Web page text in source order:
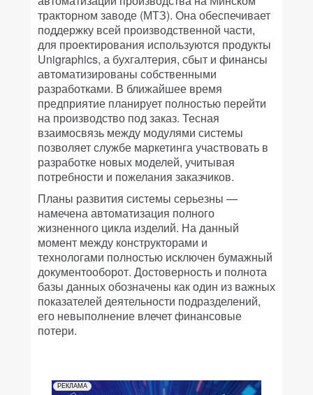
тракторном заводе (МТЗ). Она обеспечивает
поддержку всей производственной части,
для проектирования используются продукты
Unigraphics, а бухгалтерия, сбыт и финансы
автоматизированы собственными
разработками. В ближайшее время
предприятие планирует полностью перейти
на производство под заказ. Тесная
взаимосвязь между модулями системы
позволяет службе маркетинга участвовать в
разработке новых моделей, учитывая
потребности и пожелания заказчиков.
Планы развития системы серьезны —
намечена автоматизация полного
жизненного цикла изделий. На данный
момент между конструкторами и
технологами полностью исключен бумажный
документооборот. Достоверность и полнота
базы данных обозначены как один из важных
показателей деятельности подразделений,
его невыполнение влечет финансовые
потери.
РЕКЛАМА